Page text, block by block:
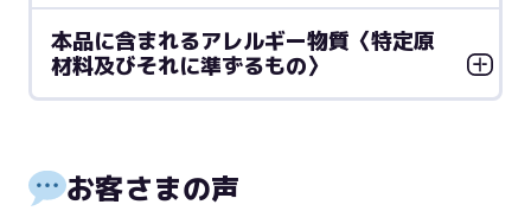
本品に含まれるアレルギー物質〈特定原
材料及びそれに準ずるもの〉
お客さまの声